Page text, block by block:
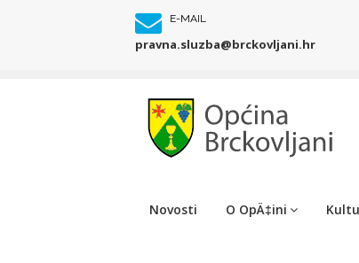
E-MAIL
pravna.sluzba@brckovljani.hr
Novosti O OpÄ‡ini